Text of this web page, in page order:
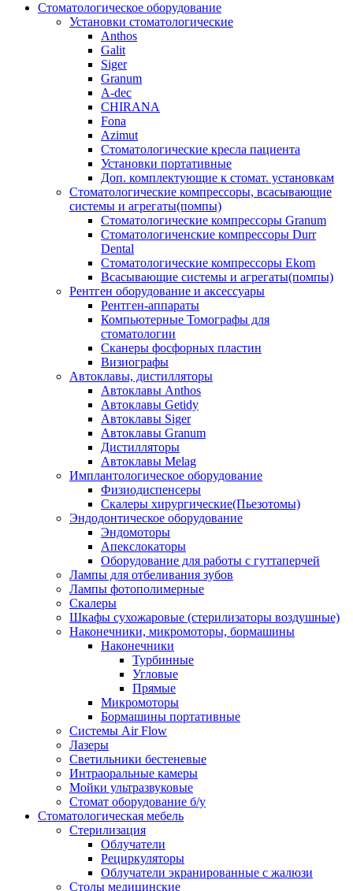
Стоматологическое оборудование
Установки стоматологические
Anthos
Galit
Siger
Granum
A-dec
CHIRANA
Fona
Azimut
Стоматологические кресла пациента
Установки портативные
Доп. комплектующие к стомат. установкам
Стоматологические компрессоры, всасывающие
системы и агрегаты(помпы)
Стоматологические компрессоры Granum
Стоматологиченские компрессоры Durr
Dental
Стоматологические компрессоры Ekom
Всасывающие системы и агрегаты(помпы)
Рентген оборудование и аксессуары
Рентген-аппараты
Компьютерные Томографы для
стоматологии
Сканеры фосфорных пластин
Визиографы
Автоклавы, дистилляторы
Автоклавы Anthos
Автоклавы Getidy
Автоклавы Siger
Автоклавы Granum
Дистилляторы
Автоклавы Melag
Имплантологическое оборудование
Физиодиспенсеры
Скалеры хирургические(Пьезотомы)
Эндодонтическое оборудование
Эндомоторы
Апекслокаторы
Оборудование для работы с гуттаперчей
Лампы для отбеливания зубов
Лампы фотополимерные
Скалеры
Шкафы сухожаровые (стерилизаторы воздушные)
Наконечники, микромоторы, бормашины
Наконечники
Турбинные
Угловые
Прямые
Микромоторы
Бормашины портативные
Системы Air Flow
Лазеры
Светильники бестеневые
Интраоральные камеры
Мойки ультразвуковые
Стомат оборудование б/у
Стоматологическая мебель
Стерилизация
Облучатели
Рециркуляторы
Облучатели экранированные с жалюзи
Столы медицинские